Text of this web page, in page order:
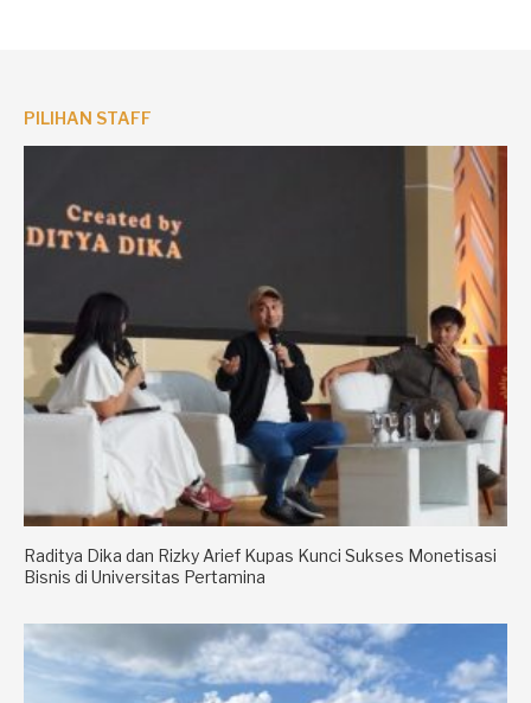
PILIHAN STAFF
Raditya Dika dan Rizky Arief Kupas Kunci Sukses Monetisasi
Bisnis di Universitas Pertamina